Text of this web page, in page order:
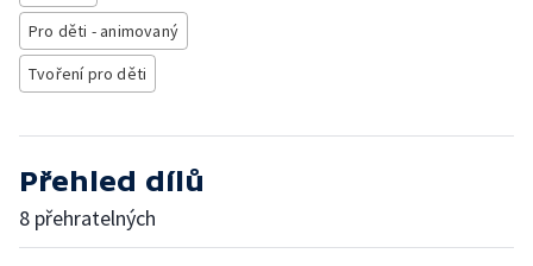
Pro děti - animovaný
Tvoření pro děti
Přehled dílů
8 přehratelných